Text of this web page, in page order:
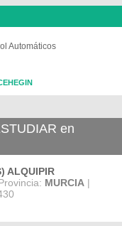
Automáticos
en
ALQUIPIR
MURCIA |